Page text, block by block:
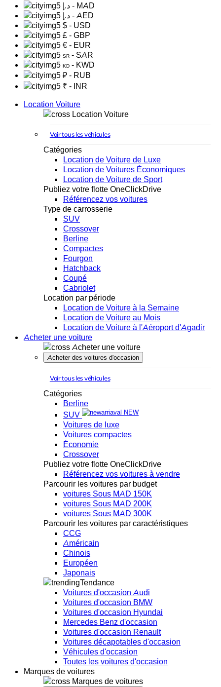
د.إ - MAD
د.إ - AED
$ - USD
£ - GBP
€ - EUR
SR - SAR
KD - KWD
₽ - RUB
₹ - INR
Location Voiture
Location Voiture
Voir tous les véhicules
Catégories
Location de Voiture de Luxe
Location de Voitures Économiques
Location de Voiture de Sport
Publiez votre flotte OneClickDrive
Référencez vos voitures
Type de carrosserie
SUV
Crossover
Berline
Compactes
Fourgon
Hatchback
Coupé
Cabriolet
Location par période
Location de Voiture à la Semaine
Location de Voiture au Mois
Location de Voiture à l'Aéroport d'Agadir
Acheter une voiture
Acheter une voiture
Acheter des voitures d'occasion
Voir tous les véhicules
Catégories
Berline
SUV
NEW
Voitures de luxe
Voitures compactes
Économie
Crossover
Publiez votre flotte OneClickDrive
Référencez vos voitures à vendre
Parcourir les voitures par budget
voitures Sous MAD 150K
voitures Sous MAD 200K
voitures Sous MAD 300K
Parcourir les voitures par caractéristiques
CCG
Américain
Chinois
Européen
Japonais
Tendance
Voitures d'occasion Audi
Voitures d'occasion BMW
Voitures d'occasion Hyundai
Mercedes Benz d'occasion
Voitures d'occasion Renault
Voitures décapotables d'occasion
Véhicules d'occasion
Toutes les voitures d'occasion
Marques de voitures
Marques de voitures